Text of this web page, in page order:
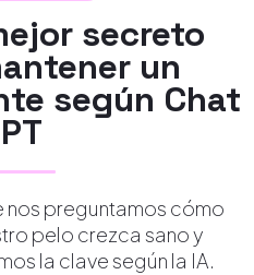
secreto
un
según Chat
nos preguntamos cómo
pelo crezca sano y
la clave según la IA.